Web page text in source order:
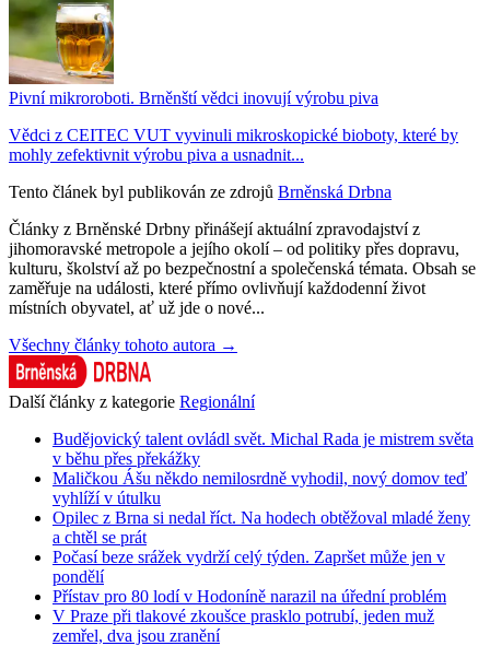
Pivní mikroroboti. Brněnští vědci inovují výrobu piva
Vědci z CEITEC VUT vyvinuli mikroskopické bioboty, které by
mohly zefektivnit výrobu piva a usnadnit...
Tento článek byl publikován ze zdrojů Brněnská Drbna
Články z Brněnské Drbny přinášejí aktuální zpravodajství z
jihomoravské metropole a jejího okolí – od politiky přes dopravu,
kulturu, školství až po bezpečnostní a společenská témata. Obsah se
zaměřuje na události, které přímo ovlivňují každodenní život
místních obyvatel, ať už jde o nové...
Všechny články tohoto autora →
Další články z kategorie Regionální
Budějovický talent ovládl svět. Michal Rada je mistrem světa
v běhu přes překážky
Maličkou Ášu někdo nemilosrdně vyhodil, nový domov teď
vyhlíží v útulku
Opilec z Brna si nedal říct. Na hodech obtěžoval mladé ženy
a chtěl se prát
Počasí beze srážek vydrží celý týden. Zapršet může jen v
pondělí
Přístav pro 80 lodí v Hodoníně narazil na úřední problém
V Praze při tlakové zkoušce prasklo potrubí, jeden muž
zemřel, dva jsou zranění